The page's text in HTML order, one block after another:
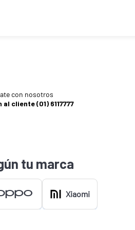
con nosotros
cliente (01) 6117777
tu marca
Xiaomi